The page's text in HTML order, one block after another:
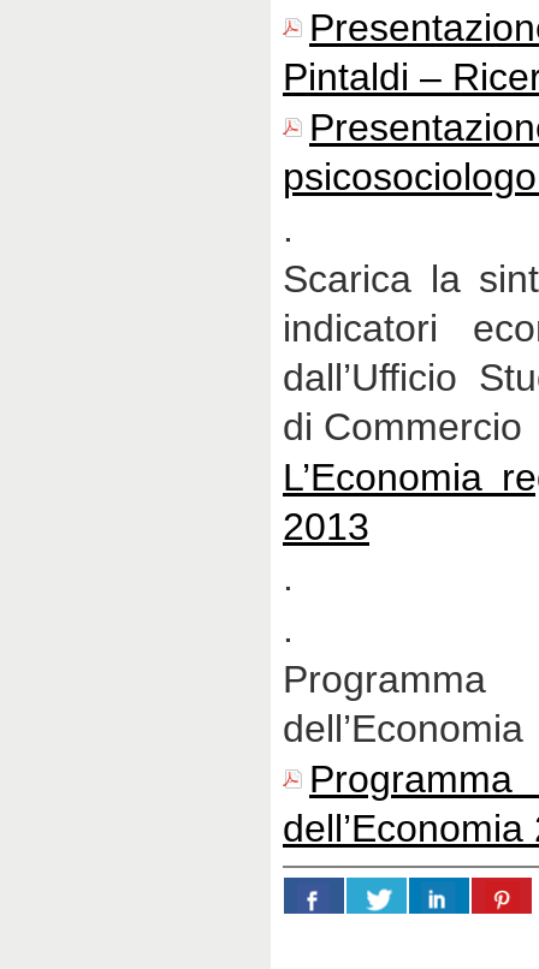
Pintaldi –
.
Scarica la
indicatori
dall’Ufficio
di Commercio
L’Economia
2013
.
.
dell’Economia
dell’Economia